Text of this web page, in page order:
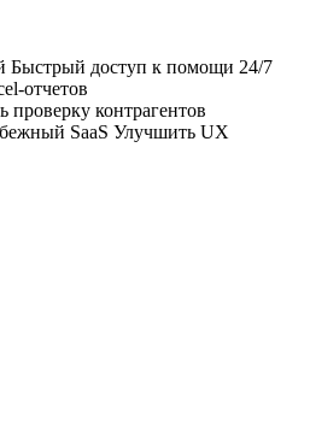
Быстрый доступ к помощи 24/7
проверку контрагентов
SaaS Улучшить UX